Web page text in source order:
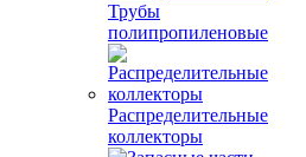
Трубы
полипропиленовые
Распределительные
коллекторы